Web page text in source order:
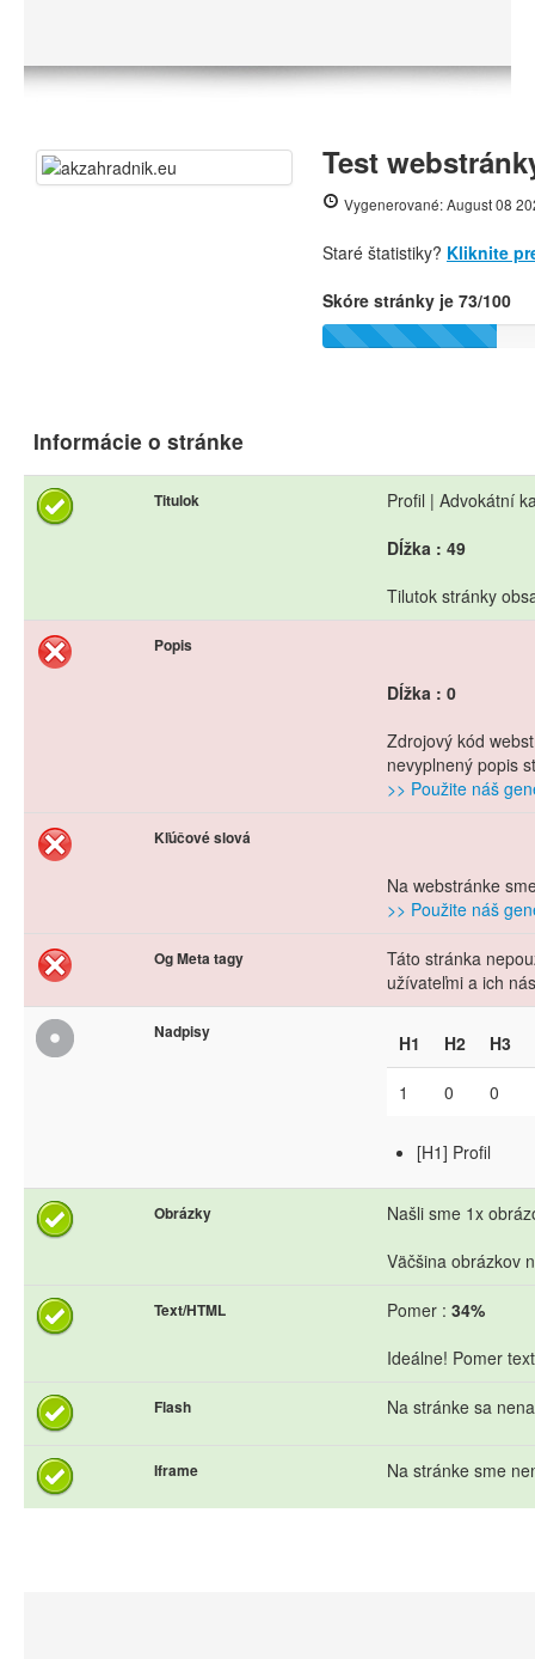
Test
Vygenerované: August 08
Staré štatistiky? Kliknite
Skóre stránky je 73/100
Informácie o stránke
Titulok
Profil | Advokátní
Dĺžka : 49
Tilutok stránky
Popis
Dĺžka : 0
Zdrojový kód
nevyplnený popis
>> Použite náš
Kľúčové slová
Na webstránke
>> Použite náš
Og Meta tagy
Táto stránka
užívateľmi a ich
Nadpisy H1 H2 H3
1 0 0
[H1] Profil
Obrázky
Našli sme 1x
Väčšina obrázkov
Text/HTML Pomer : 34%
Ideálne! Pomer
Flash Na stránke sa
Iframe Na stránke sme